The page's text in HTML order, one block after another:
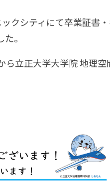
クシティにて卒業証書
。
立正大学大学院 地理